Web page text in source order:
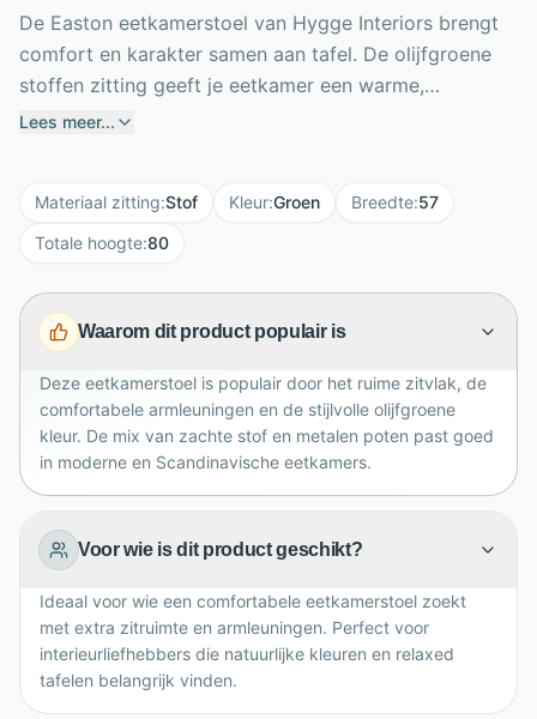
De Easton eetkamerstoel van Hygge Interiors brengt
comfort en karakter samen aan tafel. De olijfgroene
stoffen zitting geeft je eetkamer een warme,
natuurlijke uitstraling, terwijl het grote zitvlak uitnodigt
De combinatie van hoogwaardige stof en stevig
metaal zorgt voor een duurzame, moderne basis. Met
royaal zitcomfort zonder te veel ruimte in te nemen.
Combineer hem met een Hygge Interiors eettafel voor
Lees meer...
Materiaal zitting:Stof Kleur:Groen Breedte:57
Totale hoogte:80
Waarom dit product populair is
Deze eetkamerstoel is populair door het ruime zitvlak, de
comfortabele armleuningen en de stijlvolle olijfgroene
kleur. De mix van zachte stof en metalen poten past goed
in moderne en Scandinavische eetkamers.
Voor wie is dit product geschikt?
Ideaal voor wie een comfortabele eetkamerstoel zoekt
met extra zitruimte en armleuningen. Perfect voor
interieurliefhebbers die natuurlijke kleuren en relaxed
tafelen belangrijk vinden.